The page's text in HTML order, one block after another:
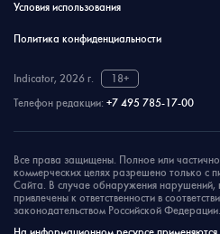
Условия использования
Политика конфиденциальности
Indicator, 2026 г.
18+
Телефон редакции: +7 495 785-17-00
Все права защищены. Полное или
коммерческих целях разрешено только с
Сайта. В случае обнаружения нарушений,
привлечены к ответственности в
законодательством Российской Федерации.